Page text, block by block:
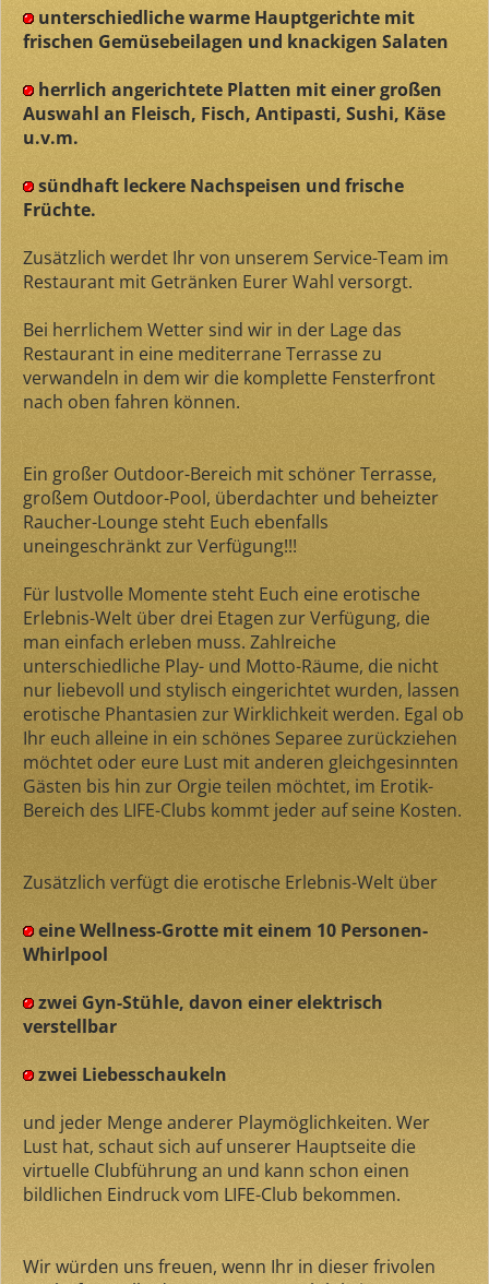
unterschiedliche warme Hauptgerichte mit
frischen Gemüsebeilagen und knackigen Salaten
herrlich angerichtete Platten mit einer großen
Auswahl an Fleisch, Fisch, Antipasti, Sushi, Käse
u.v.m.
sündhaft leckere Nachspeisen und frische
Früchte.
Zusätzlich werdet Ihr von unserem Service-Team im
Restaurant mit Getränken Eurer Wahl versorgt.
Bei herrlichem Wetter sind wir in der Lage das
Restaurant in eine mediterrane Terrasse zu
verwandeln in dem wir die komplette Fensterfront
nach oben fahren können.
Ein großer Outdoor-Bereich mit schöner Terrasse,
großem Outdoor-Pool, überdachter und beheizter
Raucher-Lounge steht Euch ebenfalls
uneingeschränkt zur Verfügung!!!
Für lustvolle Momente steht Euch eine erotische
Erlebnis-Welt über drei Etagen zur Verfügung, die
man einfach erleben muss. Zahlreiche
unterschiedliche Play- und Motto-Räume, die nicht
nur liebevoll und stylisch eingerichtet wurden, lassen
erotische Phantasien zur Wirklichkeit werden. Egal ob
Ihr euch alleine in ein schönes Separee zurückziehen
möchtet oder eure Lust mit anderen gleichgesinnten
Gästen bis hin zur Orgie teilen möchtet, im Erotik-
Bereich des LIFE-Clubs kommt jeder auf seine Kosten.
Zusätzlich verfügt die erotische Erlebnis-Welt über
eine Wellness-Grotte mit einem 10 Personen-
Whirlpool
zwei Gyn-Stühle, davon einer elektrisch
verstellbar
zwei Liebesschaukeln
und jeder Menge anderer Playmöglichkeiten. Wer
Lust hat, schaut sich auf unserer Hauptseite die
virtuelle Clubführung an und kann schon einen
bildlichen Eindruck vom LIFE-Club bekommen.
Wir würden uns freuen, wenn Ihr in dieser frivolen